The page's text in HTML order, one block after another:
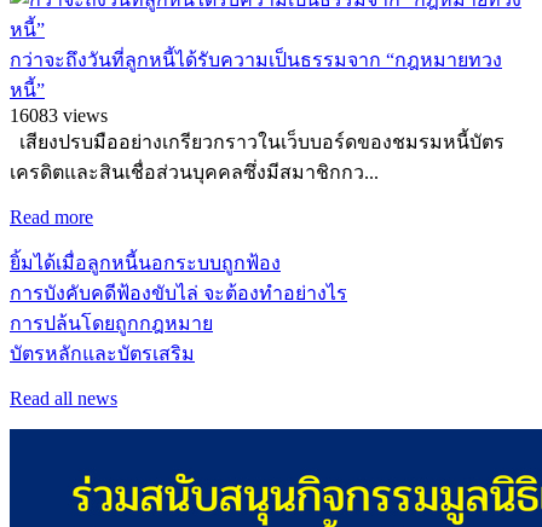
กว่าจะถึงวันที่ลูกหนี้ได้รับความเป็นธรรมจาก “กฎหมายทวง
หนี้”
16083 views
เสียงปรบมืออย่างเกรียวกราวในเว็บบอร์ดของชมรมหนี้บัตร
เครดิตและสินเชื่อส่วนบุคคลซึ่งมีสมาชิกกว...
Read more
ยิ้มได้เมื่อลูกหนี้นอกระบบถูกฟ้อง
การบังคับคดีฟ้องขับไล่ จะต้องทำอย่างไร
การปล้นโดยถูกกฎหมาย
บัตรหลักและบัตรเสริม
Read all news